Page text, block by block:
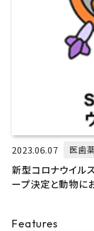
2023.06.07 医歯
新型コロナウイル
ープ決定と動物に
Features